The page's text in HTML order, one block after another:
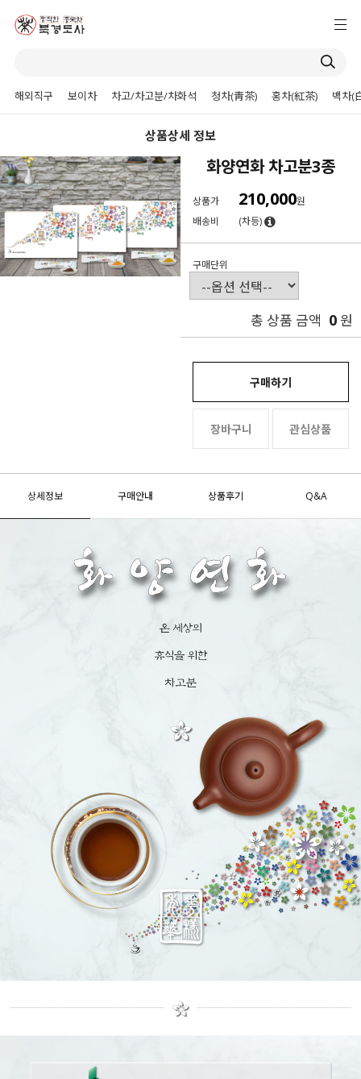
해외직구 보이차 차고/차고분/차화석 청차(靑茶) 홍차(紅茶) 백차(
상품상세 정보
화양연화 차고분3종
상품가 210,000원
배송비
(차등)
구매단위
총 상품 금액 0원
구매하기
장바구니 관심상품
상세정보 구매안내 상품후기 Q&A